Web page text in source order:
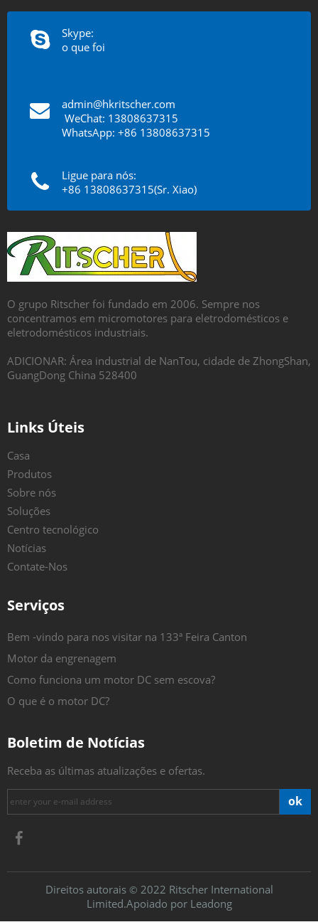
Skype:
o que foi
admin@hkritscher.com
WeChat: 13808637315
WhatsApp: +86 13808637315
Ligue para nós:
+86 13808637315(Sr. Xiao)
O grupo Ritscher foi fundado em 2006. Sempre nos
concentramos em micromotores para eletrodomésticos e
eletrodomésticos industriais.
ADICIONAR: Área industrial de NanTou, cidade de ZhongShan,
GuangDong China 528400
Links Úteis
Casa
Produtos
Sobre nós
Soluções
Centro tecnológico
Notícias
Contate-Nos
Serviços
Bem -vindo para nos visitar na 133ª Feira Canton
Motor da engrenagem
Como funciona um motor DC sem escova?
O que é o motor DC?
Boletim de Notícias
Receba as últimas atualizações e ofertas.
ok
Direitos autorais © 2022 Ritscher International
Limited.Apoiado por Leadong